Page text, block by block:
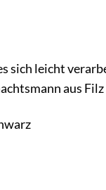
sich leicht
aus